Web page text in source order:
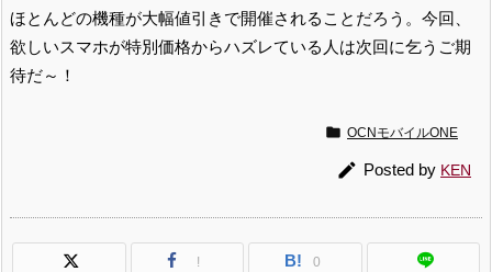
ほとんどの機種が大幅値引きで開催されることだろう。今回、
欲しいスマホが特別価格からハズレている人は次回に乞うご期
待だ～！
 OCNモバイルONE
 Posted by KEN
! B! 0